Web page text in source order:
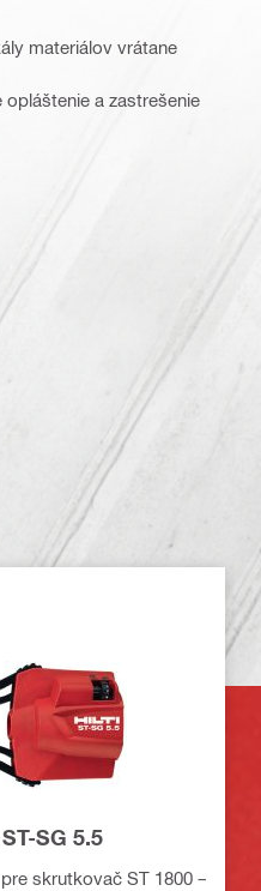
materiálov vrátane
a zastrešenie
SG 5.5
skrutkovač ST 1800 –